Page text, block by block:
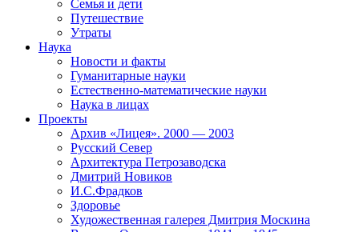
Семья и дети
Путешествие
Утраты
Наука
Новости и факты
Гуманитарные науки
Естественно-математические науки
Наука в лицах
Проекты
Архив «Лицея». 2000 — 2003
Русский Север
Архитектура Петрозаводска
Дмитрий Новиков
И.С.Фрадков
Здоровье
Художественная галерея Дмитрия Москина